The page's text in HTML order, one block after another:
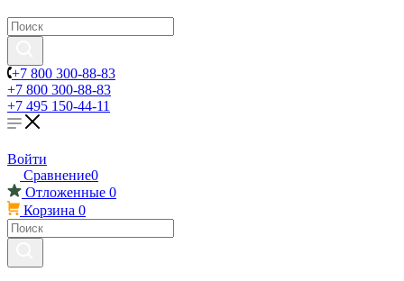
+7 800 300-88-83
+7 800 300-88-83
+7 495 150-44-11
Войти
Сравнение0
Отложенные 0
Корзина 0